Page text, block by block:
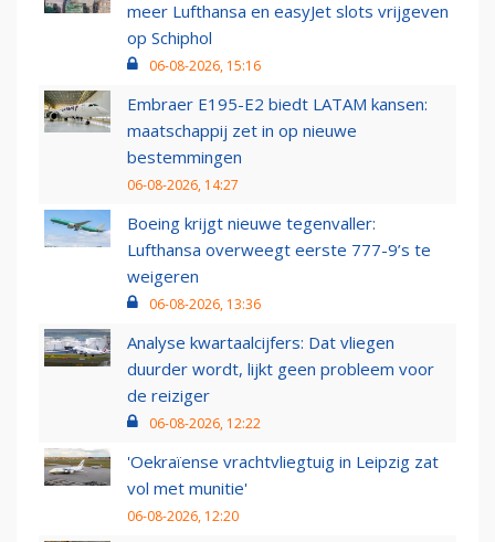
meer Lufthansa en easyJet slots vrijgeven
op Schiphol
06-08-2026, 15:16
Embraer E195-E2 biedt LATAM kansen:
maatschappij zet in op nieuwe
bestemmingen
06-08-2026, 14:27
Boeing krijgt nieuwe tegenvaller:
Lufthansa overweegt eerste 777-9’s te
weigeren
06-08-2026, 13:36
Analyse kwartaalcijfers: Dat vliegen
duurder wordt, lijkt geen probleem voor
de reiziger
06-08-2026, 12:22
'Oekraïense vrachtvliegtuig in Leipzig zat
vol met munitie'
06-08-2026, 12:20